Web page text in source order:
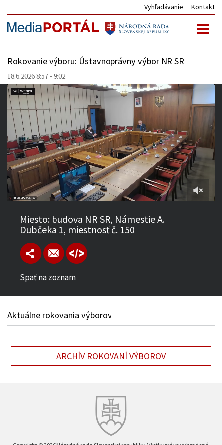
Vyhľadávanie Kontakt
Rokovanie výboru: Ústavnoprávny výbor NR SR
18.6.2026 8:57 - 9:02
Miesto: budova NR SR, Námestie A.
Dubčeka 1, miestnosť č. 150
Späť na zoznam
Aktuálne rokovania výborov
ARCHÍV ROKOVANÍ VÝBOROV